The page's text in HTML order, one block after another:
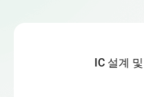
IC 설계